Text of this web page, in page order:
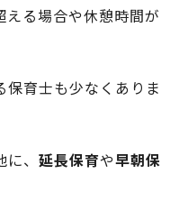
る場合や休憩時間が
育士も少なくありま
、 延長保育や早朝保